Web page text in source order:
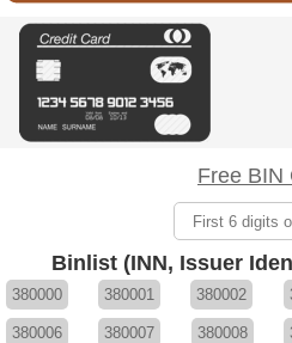
Free BIN
Binlist (INN, Issuer
380000 380001 380002
380006 380007 380008